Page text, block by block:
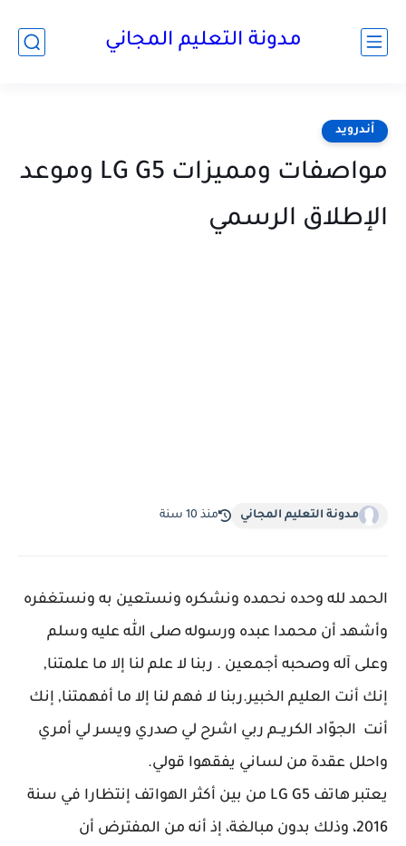
مدونة التعليم المجاني
أندرويد
مواصفات ومميزات LG G5 وموعد
الإطلاق الرسمي
مدونة التعليم المجاني منذ 10 سنة
الحمد لله وحده نحمده ونشكره ونستعين به ونستغفره
وأشهد أن محمدا عبده ورسوله صلى الله عليه وسلم
وعلى آله وصحبه أجمعين . ربنا لا علم لنا إلا ما علمتنا,
إنك أنت العليم الخبير.ربنا لا فهم لنا إلا ما أفهمتنا, إنك
أنت الجوّاد الكريــم ربي اشرح لي صدري ويسر لي أمري
واحلل عقدة من لساني يفقهوا قولي.
يعتبر هاتف
LG G5 من بين أكثر الهواتف إنتظارا في سنة
2016، وذلك بدون مبالغة، إذ أنه من المفترض أن